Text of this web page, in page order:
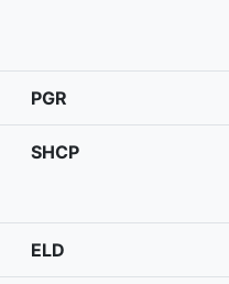
PGR
SHCP
ELD